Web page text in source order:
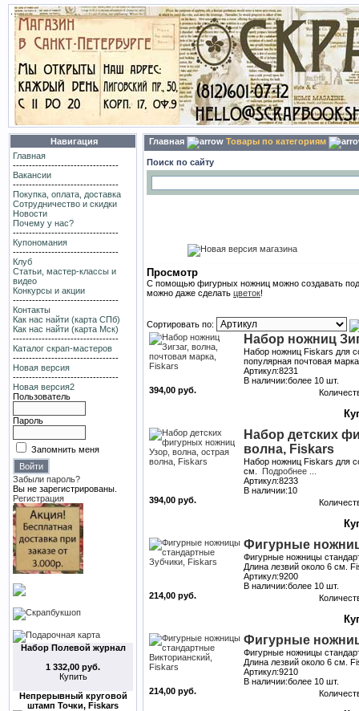
Навигация
Главная
---------------------------------
Вакансии
---------------------------------
Покупка, оплата, доставка
Сотрудничество и скидки
Новости
Почему у нас?
---------------------------------
Купономания
---------------------------------
Клуб
Статьи, мастер-классы и
видео
Конкурсы и акции
---------------------------------
Контакты
Как нас найти (карта СПб)
Как нас найти (карта Мск)
---------------------------------
Каталог скрап-мастеров
---------------------------------
Новая версия
---------------------------------
Новая версия2
Пользователь
Пароль
Запомнить меня
Забыли пароль?
Вы не зарегистрированы.
Регистрация
Набор Полевой журнал
1 332,00 руб.
Купить
Непрерывный круговой
штамп Точки, Fiskars
Главная Товары по категориям
Поиск по сайту
Просмотр
С помощью фигурных ножниц можно создавать
можно даже сделать цветок!
Сортировать по:
Набор ножниц
Набор ножниц Fiskars для
популярная почтовая
Артикул:8231
В наличии:более 10 шт.
394,00 руб.
Набор детских
волна, Fiskars
Набор ножниц Fiskars для
см. Подробнее ...
Артикул:8233
В наличии:10
394,00 руб.
Фигурные
Фигурные ножницы
Длина лезвий около 6 см.
Артикул:9200
В наличии:более 10 шт.
214,00 руб.
Фигурные
Фигурные ножницы
Длина лезвий около 6 см.
Артикул:9210
В наличии:более 10 шт.
214,00 руб.